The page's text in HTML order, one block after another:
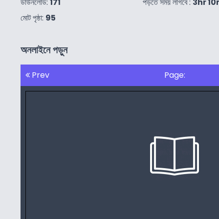
ডাউনলোড: 171
মোট পৃষ্ঠা: 95
পড়তে সময় লাগবে : 3hr
অনলাইনে পড়ুন
Prev Page: